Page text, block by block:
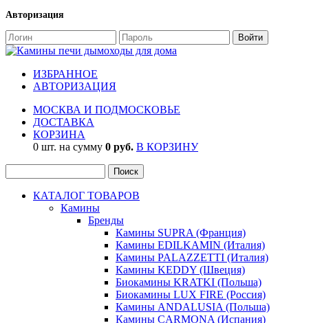
Авторизация
ИЗБРАННОЕ
АВТОРИЗАЦИЯ
МОСКВА И ПОДМОСКОВЬЕ
ДОСТАВКА
КОРЗИНА
0 шт. на сумму 0 руб. В КОРЗИНУ
КАТАЛОГ ТОВАРОВ
Камины
Бренды
Камины SUPRA (Франция)
Камины EDILKAMIN (Италия)
Камины PALAZZETTI (Италия)
Камины KEDDY (Швеция)
Биокамины KRATKI (Польша)
Биокамины LUX FIRE (Россия)
Камины ANDALUSIA (Польша)
Камины CARMONA (Испания)